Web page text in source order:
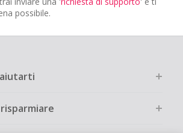
possibile.